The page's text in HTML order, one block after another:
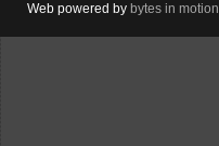
Web powered by bytes in motion